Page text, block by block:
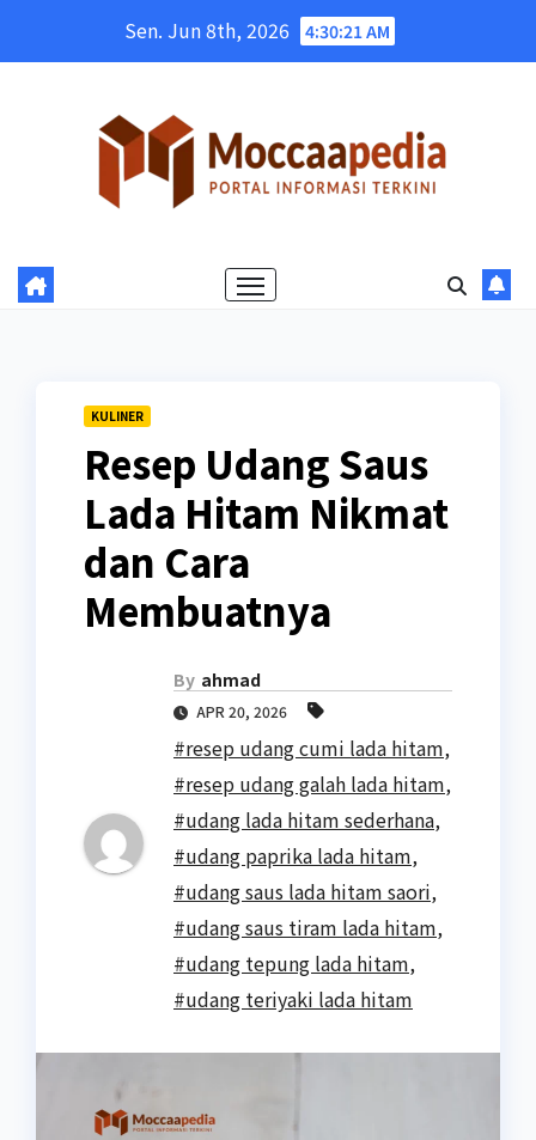
Sen. Jun 8th, 2026 4:30:23 AM
KULINER
Resep Udang Saus
Lada Hitam Nikmat
dan Cara
Membuatnya
By ahmad
APR 20, 2026
#resep udang cumi lada hitam,
#resep udang galah lada hitam,
#udang lada hitam sederhana,
#udang paprika lada hitam,
#udang saus lada hitam saori,
#udang saus tiram lada hitam,
#udang tepung lada hitam,
#udang teriyaki lada hitam